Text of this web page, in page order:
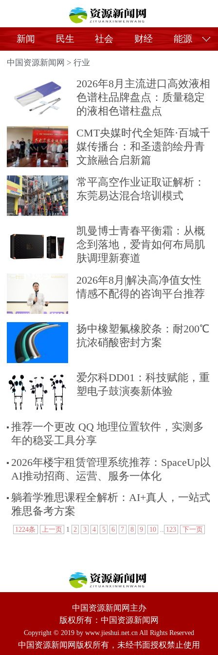
新闻 民生 社会 财经 能源
中国资源新闻网 >行业
2026年8月主流进口高效液相
色谱柱品牌盘点：质量稳定
的液相色谱柱盘点
CMT央媒时代全矩阵·百城千
媒传播台：和圣遗韵绘丹青
文旅融合启新篇
常平高空作业证取证解析：
东莞易达混合培训模式
凯曼博士青春平衡霜：从概
念到落地，爱肯如何布局肌
肤调理新赛道
2026年8月|解决高净值女性
情感不配得的咨询平台推荐
扬中橡塑氟橡胶条：耐200℃
抗浓硝酸密封方案
爱尔科DD01：科技赋能，重
塑电子鼓演奏新体验
推荐一个更改 QQ 地理位置软件，实测多
年的稳妥工具分享
2026年楼宇租赁管理系统推荐：SpaceUp以
AI推动招商、运营、服务一体化
躺着学雅思课程全解析：AI+真人，一站式
雅思备考方案
1224条 上一页 1 2 3 4 5 6 7 8 9 10 .. 123 下一页
中国资源新闻网主办
版权所有：中国资源新闻网
Copyright © 2019 by www.jieshui.net.cn All Rights Reserved
中国资源新闻网版权所有，未经书面授权禁止使用